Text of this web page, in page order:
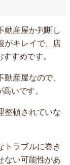
動産屋か判断し
がキレイで、店
すめです。
産屋なので、
いです。
整頓されていな
トラブルに巻き
ない可能性があ